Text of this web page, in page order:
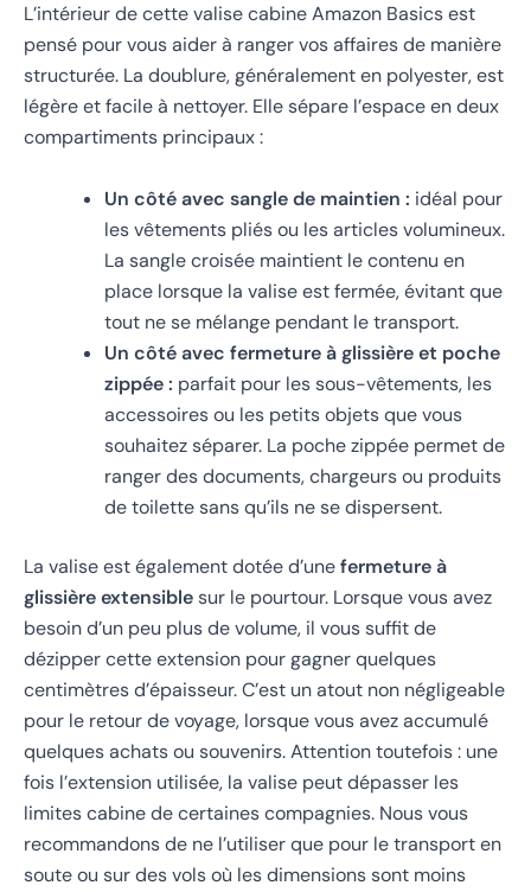
L’intérieur de cette valise cabine Amazon Basics est
pensé pour vous aider à ranger vos affaires de manière
structurée. La doublure, généralement en polyester, est
légère et facile à nettoyer. Elle sépare l’espace en deux
compartiments principaux :
Un côté avec sangle de maintien : idéal pour
les vêtements pliés ou les articles volumineux.
La sangle croisée maintient le contenu en
place lorsque la valise est fermée, évitant que
tout ne se mélange pendant le transport.
Un côté avec fermeture à glissière et poche
zippée : parfait pour les sous-vêtements, les
accessoires ou les petits objets que vous
souhaitez séparer. La poche zippée permet de
ranger des documents, chargeurs ou produits
de toilette sans qu’ils ne se dispersent.
La valise est également dotée d’unefermeture à
glissière extensiblesur le pourtour. Lorsque vous avez
besoin d’un peu plus de volume, il vous suffit de
dézipper cette extension pour gagner quelques
centimètres d’épaisseur. C’est un atout non négligeable
pour le retour de voyage, lorsque vous avez accumulé
quelques achats ou souvenirs. Attention toutefois : une
fois l’extension utilisée, la valise peut dépasser les
limites cabine de certaines compagnies. Nous vous
recommandons de ne l’utiliser que pour le transport en
soute ou sur des vols où les dimensions sont moins